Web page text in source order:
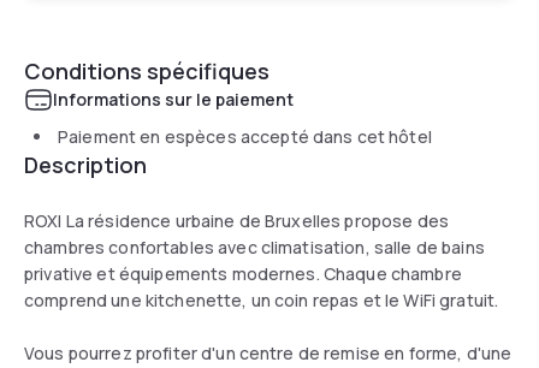
Conditions spécifiques
Informations sur le paiement
Paiement en espèces accepté dans cet hôtel
Description
ROXI La résidence urbaine de Bruxelles propose des
chambres confortables avec climatisation, salle de bains
privative et équipements modernes. Chaque chambre
comprend une kitchenette, un coin repas et le WiFi gratuit.
Vous pourrez profiter d'un centre de remise en forme, d'une